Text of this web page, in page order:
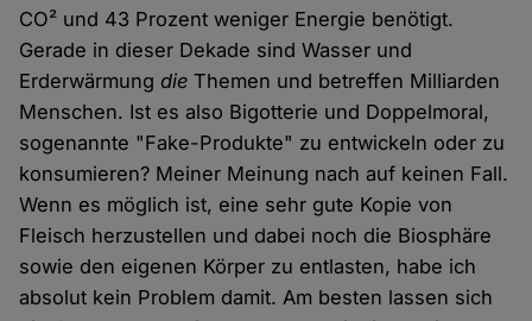
CO² und 43 Prozent weniger Energie benötigt.
Gerade in dieser Dekade sind Wasser und
Erderwärmungdie Themen und betreffen Milliarden
Menschen. Ist es also Bigotterie und Doppelmoral,
sogenannte "Fake-Produkte" zu entwickeln oder zu
konsumieren? Meiner Meinung nach auf keinen Fall.
Wenn es möglich ist, eine sehr gute Kopie von
Fleisch herzustellen und dabei noch die Biosphäre
sowie den eigenen Körper zu entlasten, habe ich
absolut kein Problem damit. Am besten lassen sich